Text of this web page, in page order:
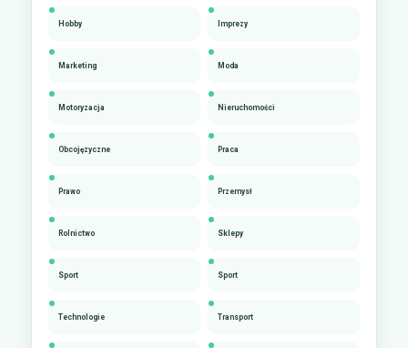
Hobby Imprezy
Marketing Moda
Motoryzacja Nieruchomości
Obcojęzyczne Praca
Prawo Przemysł
Rolnictwo Sklepy
Sport Sport
Technologie Transport